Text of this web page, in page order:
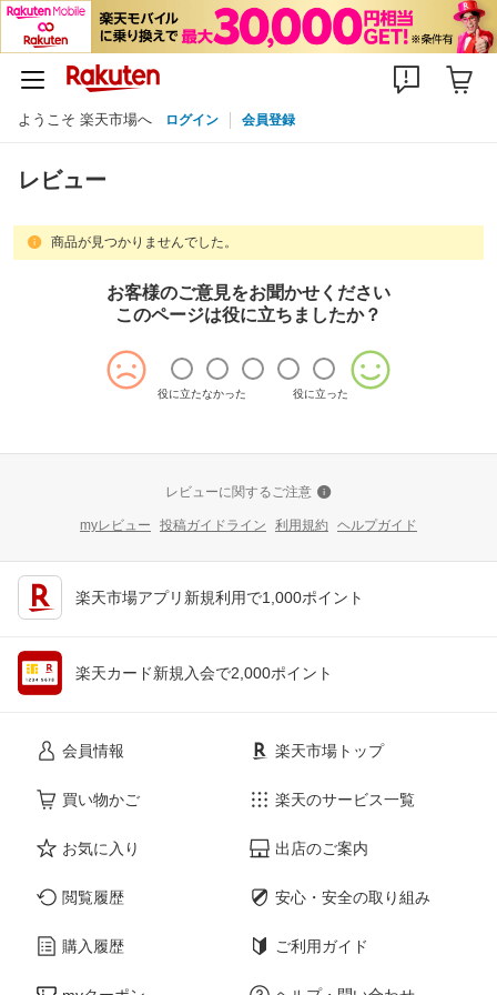
ようこそ 楽天市場へ ログイン 会員登録
レビュー
商品が見つかりませんでした。
お客様のご意見をお聞かせください
このページは役に立ちましたか？
役に立たなかった 役に立った
レビューに関するご注意
myレビュー 投稿ガイドライン 利用規約 ヘルプガイド
楽天市場アプリ新規利用で1,000ポイント
楽天カード新規入会で2,000ポイント
会員情報
買い物かご
お気に入り
閲覧履歴
購入履歴
楽天市場トップ
楽天のサービス一覧
出店のご案内
安心・安全の取り組み
ご利用ガイド